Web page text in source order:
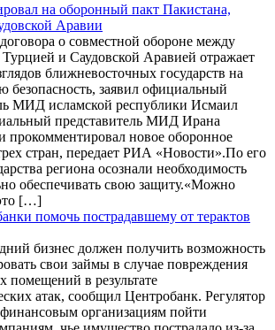
на оборонный пакт Пакистана,
Аравии
о совместной обороне между
и Саудовской Аравией отражает
ближневосточных государств на
безопасность, заявил официальный
МИД исламской республики Исмаил
представитель МИД Ирана
прокомментировал новое оборонное
стран, передает РИА «Новости».По его
региона осознали необходимость
обеспечивать свою защиту.«Можно
[…]
помочь пострадавшему от терактов
бизнес должен получить возможность
свои займы в случае повреждения
помещений в результате
атак, сообщил Центробанк. Регулятор
финансовым организациям пойти